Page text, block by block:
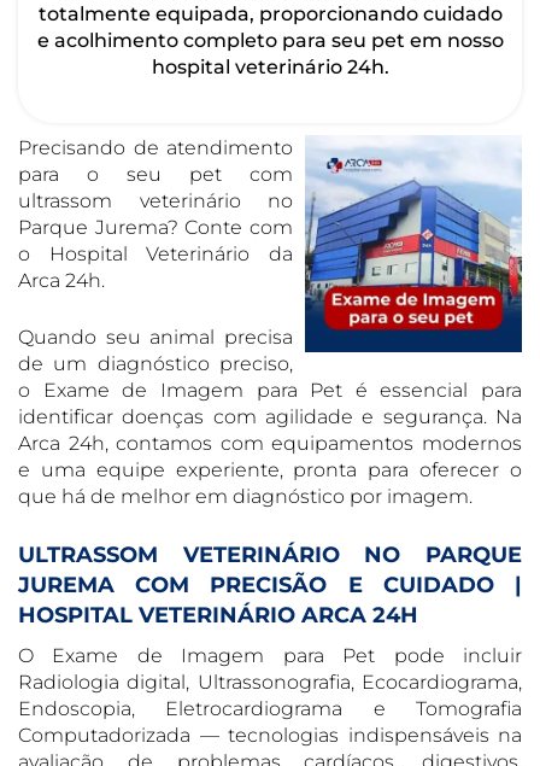
totalmente equipada, proporcionando cuidado
e acolhimento completo para seu pet em nosso
hospital veterinário 24h.
Precisando de atendimento
para o seu pet com
ultrassom veterinário no
Parque Jurema? Conte com
o Hospital Veterinário da
Arca 24h.
Quando seu animal precisa
de um diagnóstico preciso,
o Exame de Imagem para Pet é essencial para
identificar doenças com agilidade e segurança. Na
Arca 24h, contamos com equipamentos modernos
e uma equipe experiente, pronta para oferecer o
que há de melhor em diagnóstico por imagem.
ULTRASSOM VETERINÁRIO NO PARQUE
JUREMA COM PRECISÃO E CUIDADO |
HOSPITAL VETERINÁRIO ARCA 24H
O Exame de Imagem para Pet pode incluir
Radiologia digital, Ultrassonografia, Ecocardiograma,
Endoscopia, Eletrocardiograma e Tomografia
Computadorizada — tecnologias indispensáveis na